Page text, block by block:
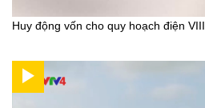
Huy động vốn cho quy hoạch điện VIII